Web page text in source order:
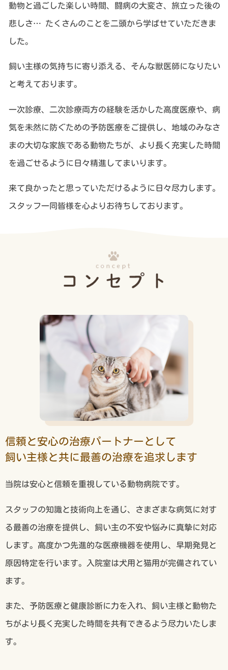
動物と過ごした楽しい時間、闘病の大変さ、旅立った後の
悲しさ… たくさんのことを二頭から学ばせていただきま
した。
飼い主様の気持ちに寄り添える、そんな獣医師になりたい
と考えております。
一次診療、二次診療両方の経験を活かした高度医療や、病
気を未然に防ぐための予防医療をご提供し、地域のみなさ
まの大切な家族である動物たちが、より長く充実した時間
を過ごせるように日々精進してまいります。
来て良かったと思っていただけるように日々尽力します。
スタッフ一同皆様を心よりお待ちしております。
信頼と安心の治療パートナーとして
飼い主様と共に最善の治療を追求します
当院は安心と信頼を重視している動物病院です。
スタッフの知識と技術向上を通じ、さまざまな病気に対す
る最善の治療を提供し、飼い主の不安や悩みに真摯に対応
します。高度かつ先進的な医療機器を使用し、早期発見と
原因特定を行います。入院室は犬用と猫用が完備されてい
ます。
また、予防医療と健康診断に力を入れ、飼い主様と動物た
ちがより長く充実した時間を共有できるよう尽力いたしま
す。